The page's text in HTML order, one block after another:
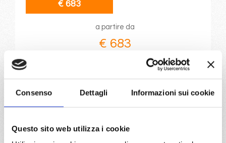
Consenso Dettagli Informazioni sui cookie
Questo sito web utilizza i cookie
€ 683
a partire da
€ 683
Mediterraneo8 giorni